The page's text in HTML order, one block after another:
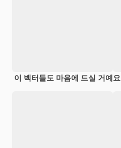
이 벡터들도 마음에 드실 거예요